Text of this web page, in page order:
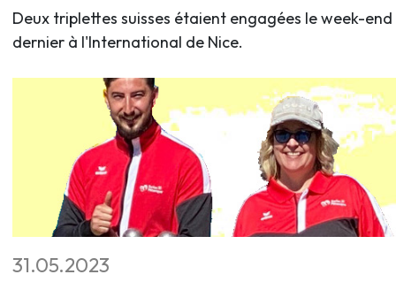
Deux triplettes suisses étaient engagées le week-end
dernier à l'International de Nice.
31.05.2023